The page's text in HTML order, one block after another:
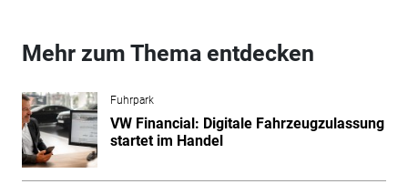
Mehr zum Thema entdecken
Fuhrpark
VW Financial: Digitale Fahrzeugzulassung
startet im Handel